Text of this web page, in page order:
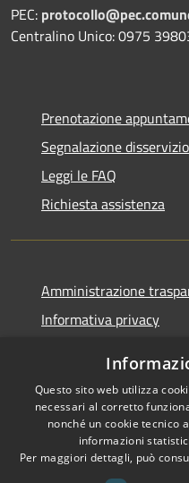
PEC:
Centralino Unico: 0975
Prenotazione
Segnalazione disservizio
Leggi le FAQ
Richiesta assistenza
Amministrazione
Informativa privacy
Dichiarazione di
RSS
Questo sito web utilizza
necessari al corretto
nonché un cookie tecnico
informazioni
Per maggiori dettagli, può